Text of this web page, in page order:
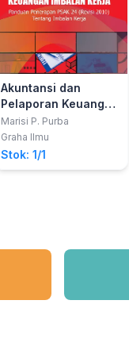
Akuntansi dan
Pelaporan Keuangan
Imbalan Kerja;
Panduan Penerapan
PSAK 24 (Revisi
2010) Tentang
Marisi P. Purba
Graha Ilmu
Stok: 1/1